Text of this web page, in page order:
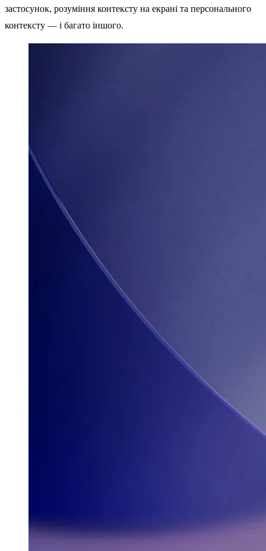
застосунок, розуміння контексту на екрані та персонального
контексту — і багато іншого.